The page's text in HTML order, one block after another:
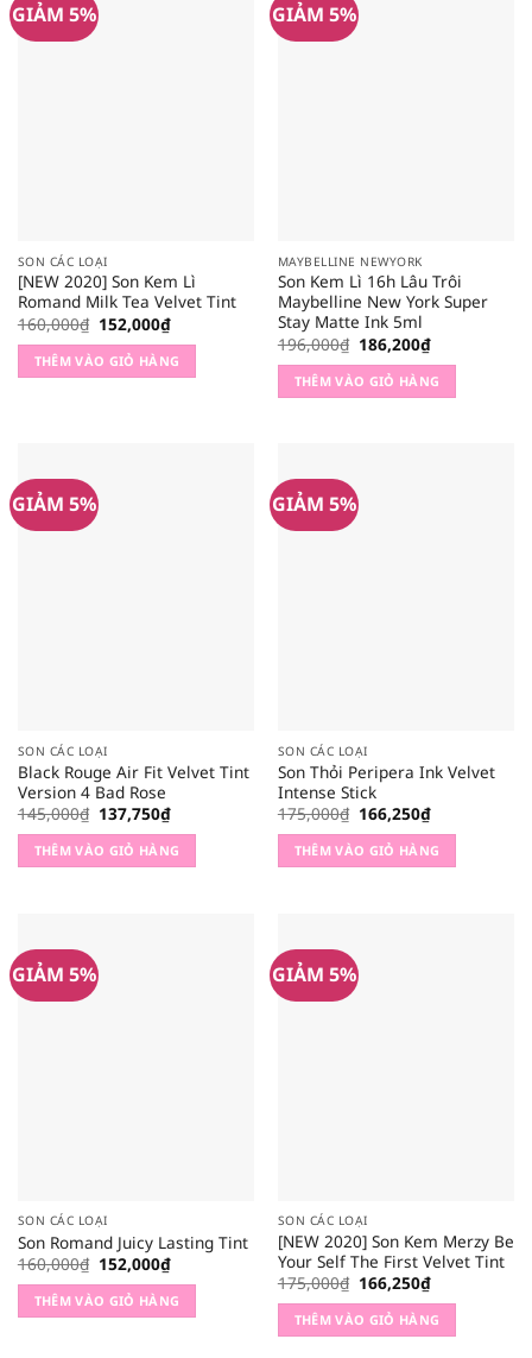
GIẢM 5%
SON CÁC LOẠI
[NEW 2020] Son Kem Lì
Romand Milk Tea Velvet Tint
160,000₫ Giá
gốc
là:
160,000₫.
152,000₫Giá
hiện
tại
là:
152,000₫.
THÊM VÀO GIỎ HÀNG
GIẢM 5%
MAYBELLINE NEWYORK
Son Kem Lì 16h Lâu Trôi
Maybelline New York Super
Stay Matte Ink 5ml
196,000₫ Giá
gốc
là:
196,000₫.
186,200₫Giá
hiện
tại
là:
186,200₫.
THÊM VÀO GIỎ HÀNG
GIẢM 5%
SON CÁC LOẠI
Black Rouge Air Fit Velvet Tint
Version 4 Bad Rose
145,000₫ Giá
gốc
là:
145,000₫.
137,750₫Giá
hiện
tại
là:
137,750₫.
THÊM VÀO GIỎ HÀNG
GIẢM 5%
SON CÁC LOẠI
Son Thỏi Peripera Ink Velvet
Intense Stick
175,000₫ Giá
gốc
là:
175,000₫.
166,250₫Giá
hiện
tại
là:
166,250₫.
THÊM VÀO GIỎ HÀNG
GIẢM 5%
SON CÁC LOẠI
Son Romand Juicy Lasting Tint
160,000₫ Giá
gốc
là:
160,000₫.
152,000₫Giá
hiện
tại
là:
152,000₫.
THÊM VÀO GIỎ HÀNG
GIẢM 5%
SON CÁC LOẠI
[NEW 2020] Son Kem Merzy Be
Your Self The First Velvet Tint
175,000₫ Giá
là:
175,000₫.
166,250₫Giá
hiện
tại
là:
166,250₫.
THÊM VÀO GIỎ HÀNG